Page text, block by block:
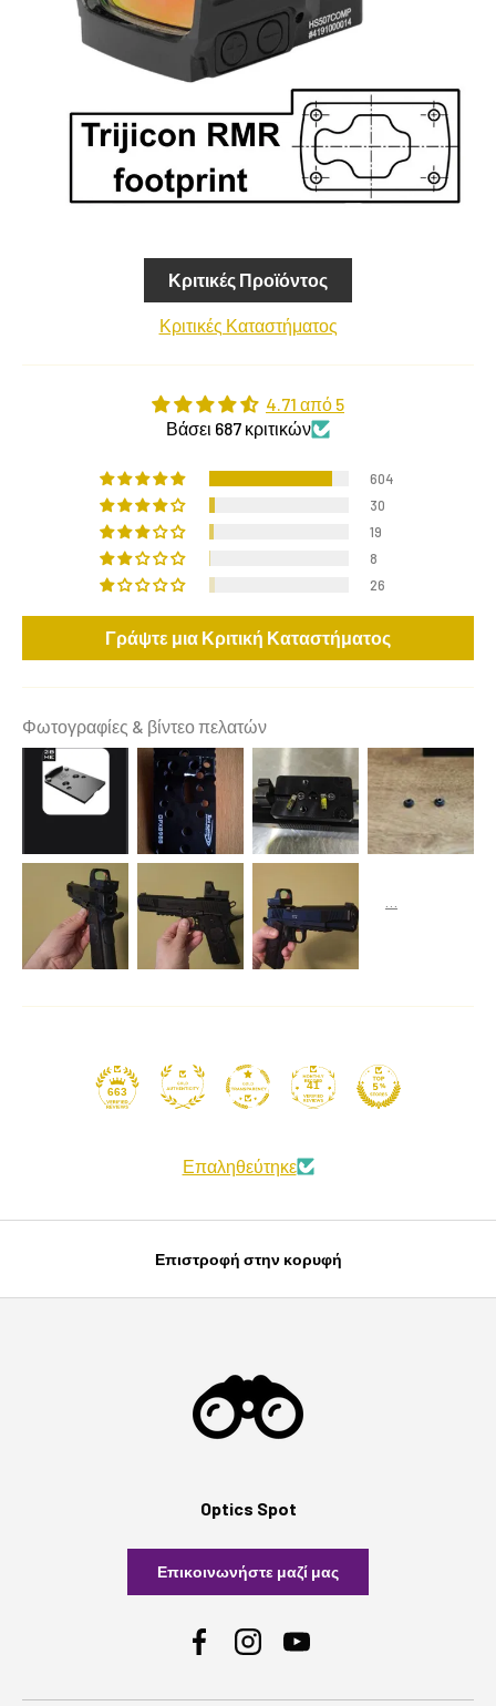
Κριτικές Προϊόντος
Κριτικές Καταστήματος
4.71 από 5
Βάσει 687 κριτικών
604
30
19
8
26
Γράψτε μια Κριτική Καταστήματος
Φωτογραφίες & βίντεο πελατών
663
41
Επαληθεύτηκε
Επιστροφή στην κορυφή
Optics Spot
Επικοινωνήστε μαζί μας
FacebookInstagramYouTube